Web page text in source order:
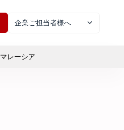
企業ご担当者様へ
マレーシア